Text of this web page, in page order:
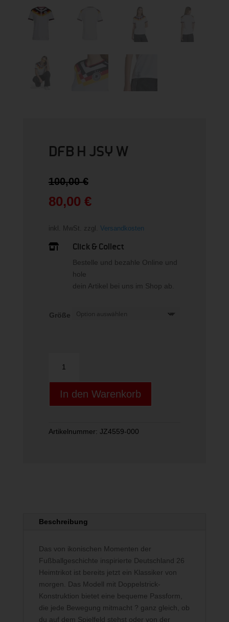
DFB H JSY W
100,00€Preis
war:
100,00 €
80,00 €
Aktueller
Preis
80,00 €.
inkl. MwSt. zzgl. Versandkosten
 Click & Collect
Bestelle und bezahle Online und
hole
dein Artikel bei uns im Shop ab.
Größe
JSY
Menge
In den Warenkorb
Artikelnummer: JZ4559-000
Beschreibung
Das von ikonischen Momenten der
Fußballgeschichte inspirierte Deutschland 26
Heimtrikot ist bereits jetzt ein Klassiker von
morgen. Das Modell mit Doppelstrick-
Konstruktion bietet eine bequeme Passform,
die jede Bewegung mitmacht ? ganz gleich, ob
du auf dem Spielfeld stehst oder von der